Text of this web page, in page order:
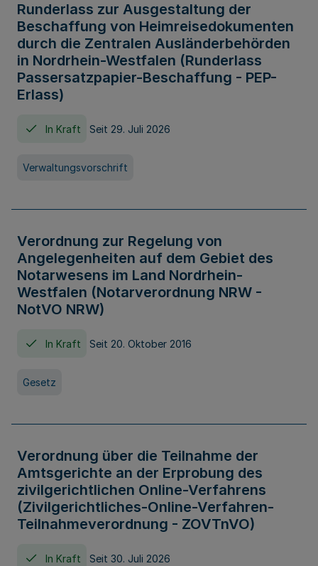
Runderlass zur Ausgestaltung der
Beschaffung von Heimreisedokumenten
durch die Zentralen Ausländerbehörden
in Nordrhein-Westfalen (Runderlass
Passersatzpapier-Beschaffung - PEP-
Erlass)
In Kraft Seit 29. Juli 2026
Verwaltungsvorschrift
Verordnung zur Regelung von
Angelegenheiten auf dem Gebiet des
Notarwesens im Land Nordrhein-
Westfalen (Notarverordnung NRW -
NotVO NRW)
In Kraft Seit 20. Oktober 2016
Gesetz
Verordnung über die Teilnahme der
Amtsgerichte an der Erprobung des
zivilgerichtlichen Online-Verfahrens
(Zivilgerichtliches-Online-Verfahren-
Teilnahmeverordnung - ZOVTnVO)
In Kraft Seit 30. Juli 2026